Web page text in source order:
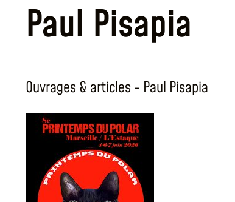
Paul Pisapia
Ouvrages & articles - Paul Pisapia